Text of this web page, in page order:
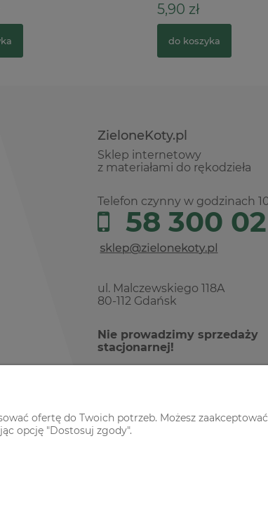
5,90 zł
do koszyka
ZieloneKoty.pl
Sklep internetowy
z materiałami do rękodzieła
Telefon czynny w godzinach
58 300
ul. Malczewskiego 118A
80-112 Gdańsk
Nie prowadzimy sprzedaży
stacjonarnej!
ofertę do Twoich potrzeb. Możesz
opcję "Dostosuj zgody".